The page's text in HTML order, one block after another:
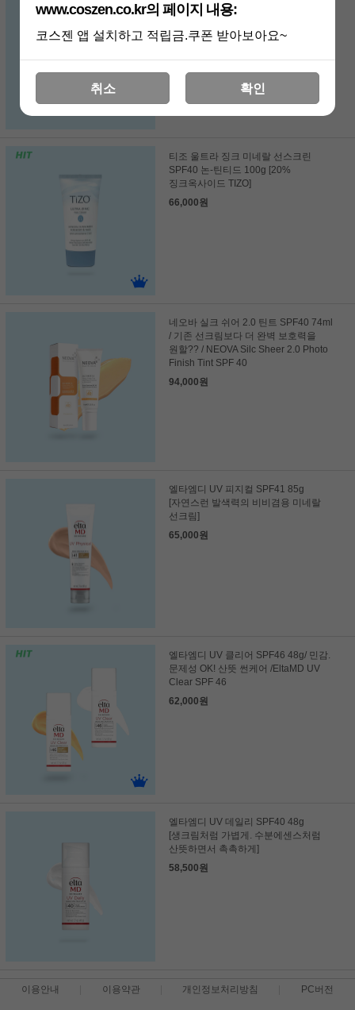
선스크린 SPF50+ 100ml / 안전성분.
100% 미네랄 선스크린 / ISDIN
Eryfotona ACTINICA Ultralight
Emulsion SPF 50+
97,000원
티조 울트라 징크 미네랄 선스크린
SPF40 논-틴티드 100g [20%
징크옥사이드 TIZO]
66,000원
네오바 실크 쉬어 2.0 틴트 SPF40 74ml
/ 기존 선크림보다 더 완벽 보호력을
원할?? / NEOVA Silc Sheer 2.0 Photo
Finish Tint SPF 40
94,000원
엘타엠디 UV 피지컬 SPF41 85g
[자연스런 발색력의 비비겸용 미네랄
선크림]
65,000원
엘타엠디 UV 클리어 SPF46 48g/ 민감.
문제성 OK! 산뜻 썬케어 /EltaMD UV
Clear SPF 46
62,000원
엘타엠디 UV 데일리 SPF40 48g
[생크림처럼 가볍게. 수분에센스처럼
산뜻하면서 촉촉하게]
58,500원
이용안내 이용약관 개인정보처리방침 PC버전
www.coszen.co.kr의 페이지 내용:
코스젠 앱 설치하고 적립금.쿠폰 받아보아요~
취소 확인